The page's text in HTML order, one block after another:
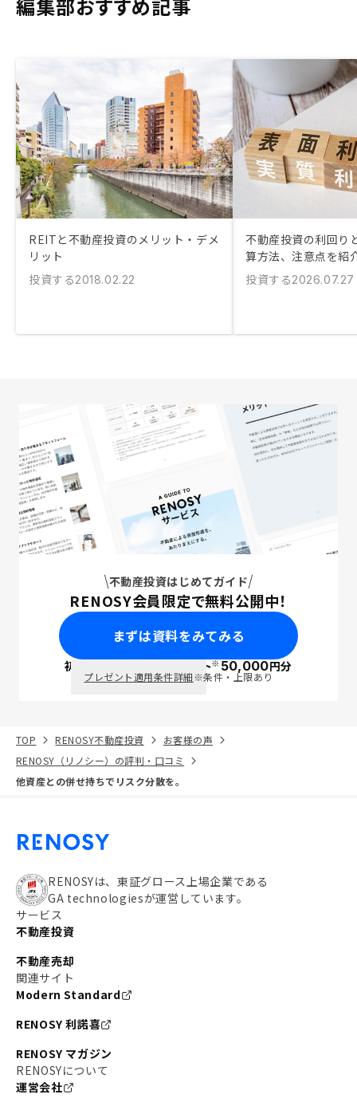
編集部おすすめ記事
REITと不動産投資のメリット・デメ
リット
投資する2018.02.22
不動産投資の利回り
算方法、注意点を紹
投資する2026.07.27
不動産投資はじめてガイド
RENOSY会員限定で無料公開中！
まずは資料をみてみる
初回面談で ポイント※50,000円分
プレゼント適用条件詳細※条件・上限あり
TOP RENOSY不動産投資
お客様の声
RENOSY（リノシー）の評判・口コミ
他資産との併せ持ちでリスク分散を。
RENOSYは、東証グロース上場企業である
GA technologiesが運営しています。
サービス
不動産投資
不動産売却
関連サイト
Modern Standard
RENOSY 利諾喜
RENOSY マガジン
RENOSYについて
運営会社